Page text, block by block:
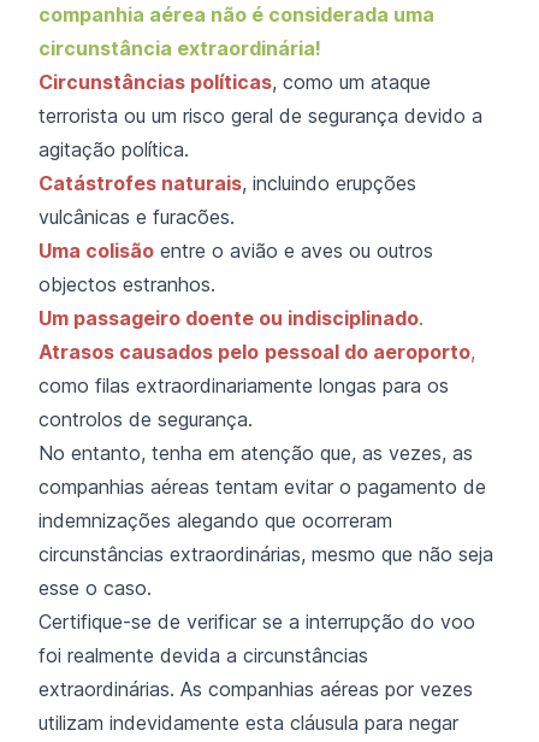
companhia aérea não é considerada uma
circunstância extraordinária!
Circunstâncias políticas, como um ataque
terrorista ou um risco geral de segurança devido a
agitação política.
Catástrofes naturais, incluindo erupções
vulcânicas e furacões.
Uma colisão entre o avião e aves ou outros
objectos estranhos.
Um passageiro doente ou indisciplinado.
Atrasos causados pelo pessoal do aeroporto,
como filas extraordinariamente longas para os
controlos de segurança.
No entanto, tenha em atenção que, as vezes, as
companhias aéreas tentam evitar o pagamento de
indemnizações alegando que ocorreram
circunstâncias extraordinárias, mesmo que não seja
esse o caso.
Certifique-se de verificar se a interrupção do voo
foi realmente devida a circunstâncias
extraordinárias. As companhias aéreas por vezes
utilizam indevidamente esta cláusula para negar